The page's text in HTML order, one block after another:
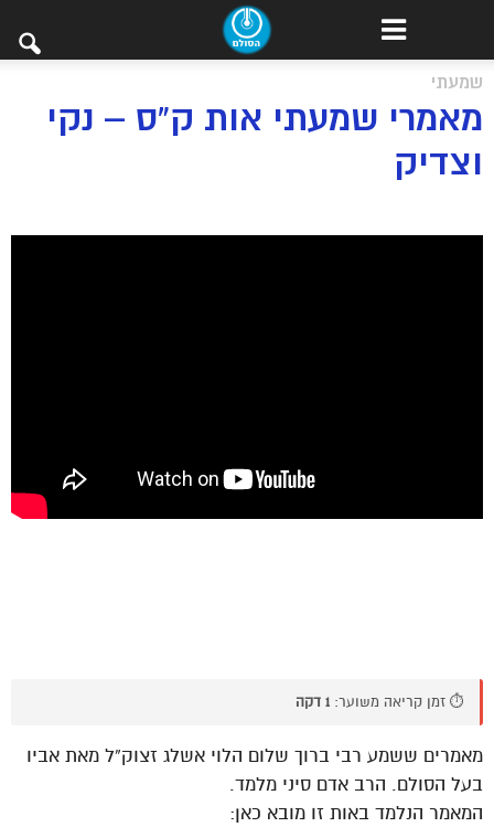
שמעתי
מאמרי שמעתי אות ק”ס – נקי
וצדיק
⏱️ זמן קריאה משוער: 1 דקה
מאמרים ששמע רבי ברוך שלום הלוי אשלג זצוק”ל מאת אביו
בעל הסולם. הרב אדם סיני מלמד.
המאמר הנלמד באות זו מובא כאן: